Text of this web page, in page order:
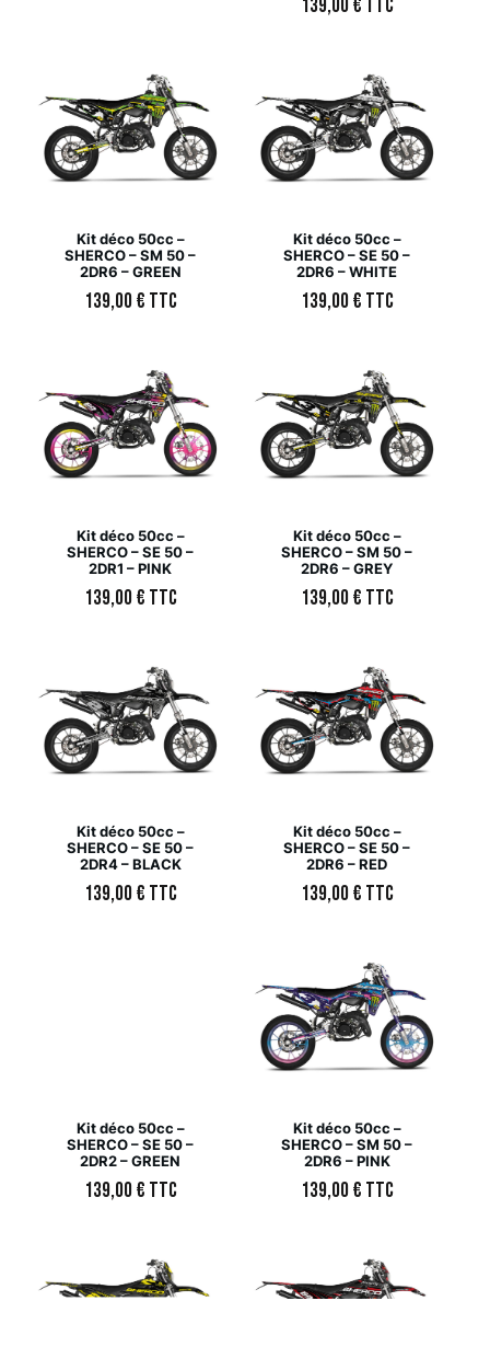
139,00€ TTC
Kit déco 50cc –
SHERCO – SM 50 –
2DR6 – GREEN
139,00€ TTC
Kit déco 50cc –
SHERCO – SE 50 –
2DR6 – WHITE
139,00€ TTC
Kit déco 50cc –
SHERCO – SE 50 –
2DR1 – PINK
139,00€ TTC
Kit déco 50cc –
SHERCO – SM 50 –
2DR6 – GREY
139,00€ TTC
Kit déco 50cc –
SHERCO – SE 50 –
2DR4 – BLACK
139,00€ TTC
Kit déco 50cc –
SHERCO – SE 50 –
2DR6 – RED
139,00€ TTC
Kit déco 50cc –
SHERCO – SE 50 –
2DR2 – GREEN
139,00€ TTC
Kit déco 50cc –
SHERCO – SM 50 –
2DR6 – PINK
139,00€ TTC